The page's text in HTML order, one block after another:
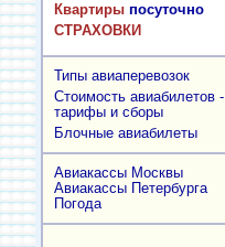
Квартиры посуточно
СТРАХОВКИ
Типы авиаперевозок
Стоимость авиабилетов -
тарифы и сборы
Блочные авиабилеты
Авиакассы Москвы
Авиакассы Петербурга
Погода